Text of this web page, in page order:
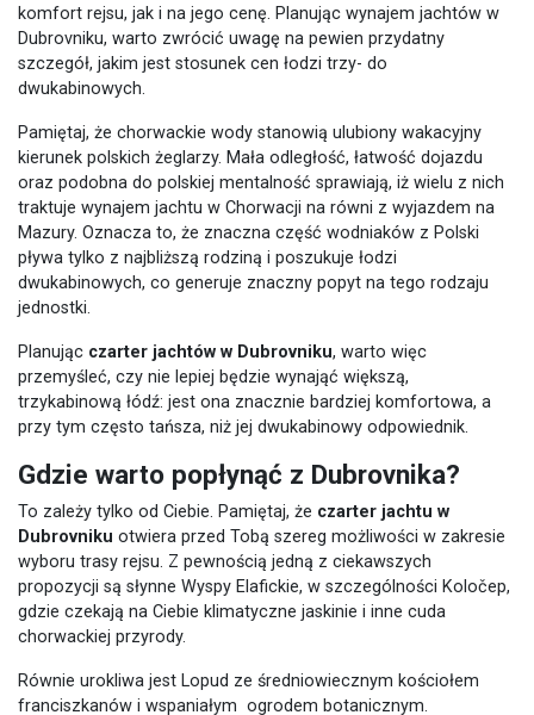
komfort rejsu, jak i na jego cenę. Planując wynajem jachtów w
Dubrovniku, warto zwrócić uwagę na pewien przydatny
szczegół, jakim jest stosunek cen łodzi trzy- do
dwukabinowych.
Pamiętaj, że chorwackie wody stanowią ulubiony wakacyjny
kierunek polskich żeglarzy. Mała odległość, łatwość dojazdu
oraz podobna do polskiej mentalność sprawiają, iż wielu z nich
traktuje wynajem jachtu w Chorwacji na równi z wyjazdem na
Mazury. Oznacza to, że znaczna część wodniaków z Polski
pływa tylko z najbliższą rodziną i poszukuje łodzi
dwukabinowych, co generuje znaczny popyt na tego rodzaju
jednostki.
Planując czarter jachtów w Dubrovniku, warto więc
przemyśleć, czy nie lepiej będzie wynająć większą,
trzykabinową łódź: jest ona znacznie bardziej komfortowa, a
przy tym często tańsza, niż jej dwukabinowy odpowiednik.
Gdzie warto popłynąć z Dubrovnika?
To zależy tylko od Ciebie. Pamiętaj, że czarter jachtu w
Dubrovniku otwiera przed Tobą szereg możliwości w zakresie
wyboru trasy rejsu. Z pewnością jedną z ciekawszych
propozycji są słynne Wyspy Elafickie, w szczególności Koločep,
gdzie czekają na Ciebie klimatyczne jaskinie i inne cuda
chorwackiej przyrody.
Równie urokliwa jest Lopud ze średniowiecznym kościołem
franciszkanów i wspaniałym ogrodem botanicznym.